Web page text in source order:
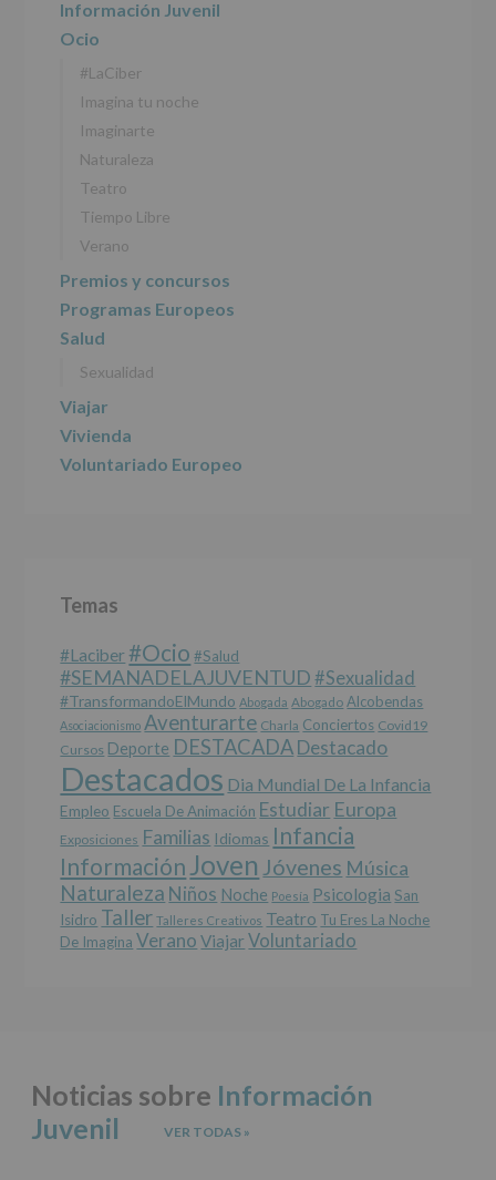
EUROPEO
2016/679
27
abril
de
2016)
AYUNTAMIENTO
DE
Finalidad
Información
actividades
y
programas
para
Legitimación
Consentimiento
interesado
se
datos
a
terceros,
salvo
obligación
legal.
Derechos:
De
acceso,
rectificación,
supresión,
así
como
otros
derechos,
según
Información
adicional
Puede
Información Juvenil
Ocio
#LaCiber
Imagina tu noche
Imaginarte
Naturaleza
Teatro
Tiempo Libre
Verano
Premios y concursos
Programas Europeos
Salud
Sexualidad
Viajar
Vivienda
Voluntariado Europeo
Temas
#laciber#Ocio #salud
#SEMANADELAJUVENTUD #sexualidad
#TransformandoElMundo Abogada Abogado Alcobendas
Asociacionismo Aventurarte Charla Conciertos Covid19
Cursos Deporte DESTACADADestacado
Destacados Dia Mundial De La Infancia
Empleo Escuela De Animación Estudiar Europa
Exposiciones Familias Idiomas Infancia
Información Joven Jóvenes Música
Naturaleza Niños Noche Poesía Psicologia San
Isidro Taller Talleres Creativos Teatro Tu Eres La Noche
De Imagina Verano Viajar Voluntariado
Noticias sobre Información
Juvenil
VER TODAS »